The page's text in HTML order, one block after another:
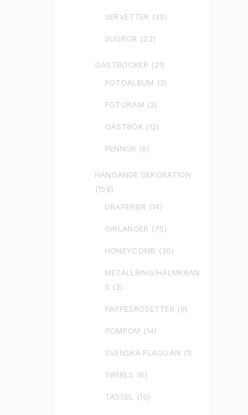
SERVETTER (39)
SUGRÖR (22)
GÄSTBÖCKER (21)
FOTOALBUM (3)
FOTORAM (2)
GÄSTBOK (12)
PENNOR (6)
HÄNGANDE DEKORATION
(158)
DRAPERIER (14)
GIRLANGER (75)
HONEYCOMB (30)
METALLRING/HALMKRAN
S (2)
PAPPESROSETTER (9)
POMPOM (14)
SVENSKA FLAGGAN (1)
SWIRLS (6)
TASSEL (10)